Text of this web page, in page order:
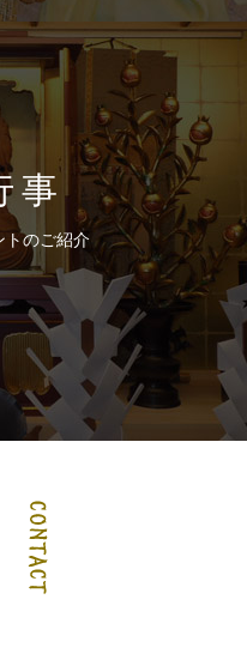
事
トのご紹介